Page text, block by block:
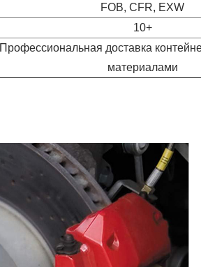
FOB, CFR, EXW
10+
Профессиональная доставка
материалами